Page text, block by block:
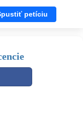
petíciu